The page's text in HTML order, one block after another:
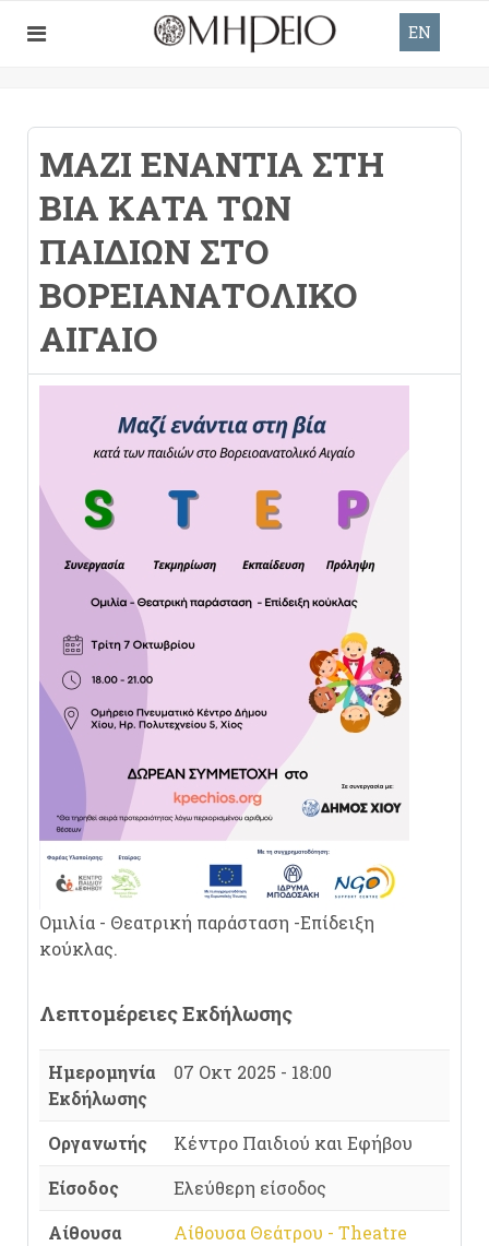
EN
ΜΑΖΊ ΕΝΆΝΤΙΑ ΣΤΗ
ΒΊΑ ΚΑΤΆ ΤΩΝ
ΠΑΙΔΙΏΝ ΣΤΟ
ΒΟΡΕΙΑΝΑΤΟΛΙΚΌ
ΑΙΓΑΊΟ
Ομιλία - Θεατρική παράσταση -Επίδειξη
κούκλας.
Λεπτομέρειες Εκδήλωσης
Ημερομηνία
Εκδήλωσης
07 Οκτ 2025 - 18:00
Οργανωτής
Κέντρο Παιδιού και Εφήβου
Είσοδος
Ελεύθερη είσοδος
Αίθουσα
Αίθουσα Θεάτρου - Theatre